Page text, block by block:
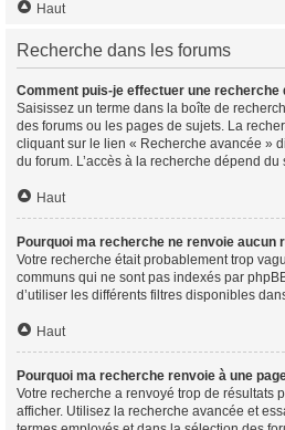
Haut
Recherche dans les forums
Comment puis-je effectuer une recherche
Saisissez un terme dans la boîte de
des forums ou les pages de sujets. La
cliquant sur le lien « Recherche avancée »
du forum. L’accès à la recherche dépend du
Haut
Pourquoi ma recherche ne renvoie aucun
Votre recherche était probablement trop
communs qui ne sont pas indexés par
d’utiliser les différents filtres disponibles
Haut
Pourquoi ma recherche renvoie à une
Votre recherche a renvoyé trop de résultats
afficher. Utilisez la recherche avancée et